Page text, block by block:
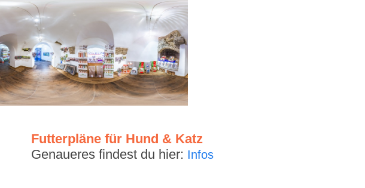
Futterpläne für Hund & Katz
Genaueres findest du hier: Infos